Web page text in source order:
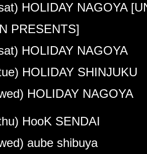
HOLIDAY NAGOYA
PRESENTS]
HOLIDAY NAGOYA
HOLIDAY SHINJUKU
HOLIDAY NAGOYA
HooK SENDAI
aube shibuya